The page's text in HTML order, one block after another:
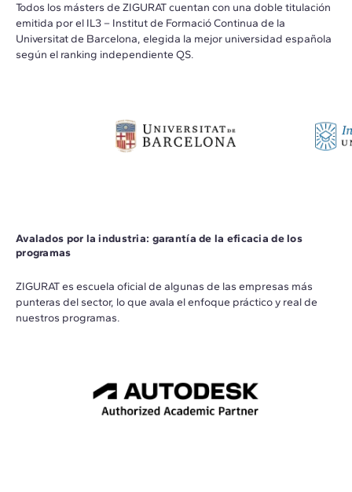
Todos los másters de ZIGURAT cuentan con una doble titulación
emitida por el IL3 – Institut de Formació Continua de la
Universitat de Barcelona, elegida la mejor universidad española
según el ranking independiente QS.
Avalados por la industria: garantía de la eficacia de los
programas
ZIGURAT es escuela oficial de algunas de las empresas más
punteras del sector, lo que avala el enfoque práctico y real de
nuestros programas.